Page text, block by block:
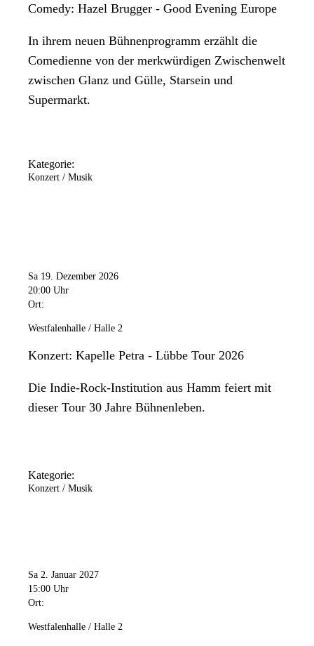
Comedy: Hazel Brugger - Good Evening Europe
In ihrem neuen Bühnenprogramm erzählt die
Comedienne von der merkwürdigen Zwischenwelt
zwischen Glanz und Gülle, Starsein und
Supermarkt.
Kategorie:
Konzert / Musik
Sa 19. Dezember 2026
20:00 Uhr
Ort:
Westfalenhalle / Halle 2
Konzert: Kapelle Petra - Lübbe Tour 2026
Die Indie-Rock-Institution aus Hamm feiert mit
dieser Tour 30 Jahre Bühnenleben.
Kategorie:
Konzert / Musik
Sa 2. Januar 2027
15:00 Uhr
Ort:
Westfalenhalle / Halle 2